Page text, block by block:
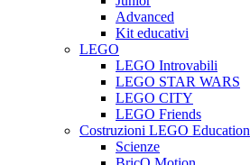
Advanced
Kit educativi
LEGO
LEGO Introvabili
LEGO STAR WARS
LEGO CITY
LEGO Friends
Costruzioni LEGO Education
Scienze